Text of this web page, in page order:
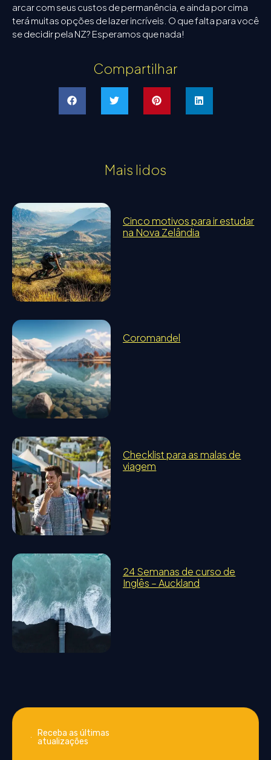
arcar com seus custos de permanência, e ainda por cima
terá muitas opções de lazer incríveis. O que falta para você
se decidir pela NZ? Esperamos que nada!
Compartilhar
Mais lidos
Cinco motivos para ir estudar
na Nova Zelândia
Coromandel
Checklist para as malas de
viagem
24 Semanas de curso de
Inglês – Auckland
Receba as últimas
atualizações